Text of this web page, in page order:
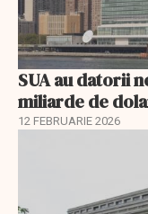
SUA au datorii
miliarde de
12 FEBRUARIE 2026